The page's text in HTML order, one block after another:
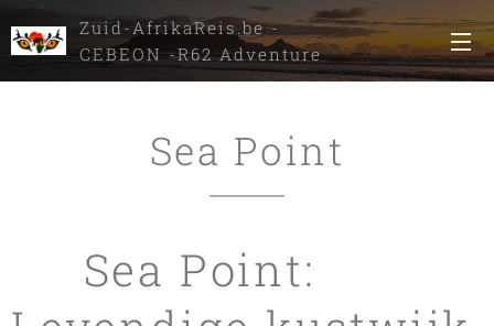
Zuid-AfrikaReis.be -
CEBEON -R62 Adventure
Tours
Sea Point
🌊 Sea Point: